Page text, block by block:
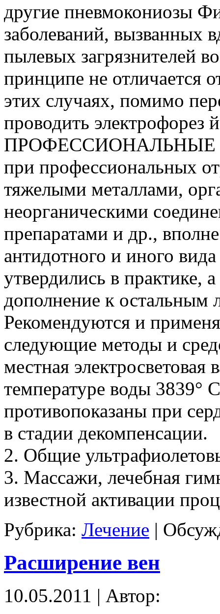
другие пневмокониозы
заболеваний, вызванных
пылевых загрязнителей
принципе не отличается
этих случаях, помимо
проводить электрофорез
ПРОФЕССИОНАЛЬНЫЕ
при профессиональных
тяжелыми металлами,
неорганическими
препаратами и др.,
антидотного и иного
утвердились в практике,
дополнение к остальным
Рекомендуются и
следующие методы и
местная
температуре воды 3839°
противопоказаны при
в стадии декомпенсации.
2. Общие
3. Массажи, лечебная
известной активации
Рубрика: Лечение |
Расширение вен
10.05.2011 | Автор: